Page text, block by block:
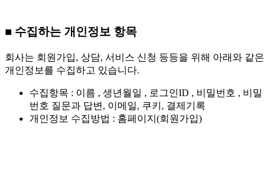
■ 수집하는 개인정보 항목
회사는 회원가입, 상담, 서비스 신청 등등을 위해 아래와 같은
개인정보를 수집하고 있습니다.
수집항목 : 이름 , 생년월일 , 로그인ID , 비밀번호 , 비밀
번호 질문과 답변, 이메일, 쿠키, 결제기록
개인정보 수집방법 : 홈페이지(회원가입)